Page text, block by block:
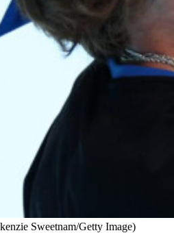
Sweetnam/Getty Image)